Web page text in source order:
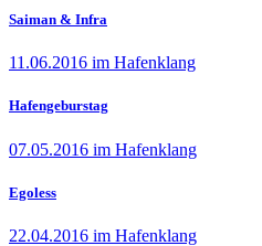
Saiman & Infra
11.06.2016 im Hafenklang
Hafengeburstag
07.05.2016 im Hafenklang
Egoless
22.04.2016 im Hafenklang